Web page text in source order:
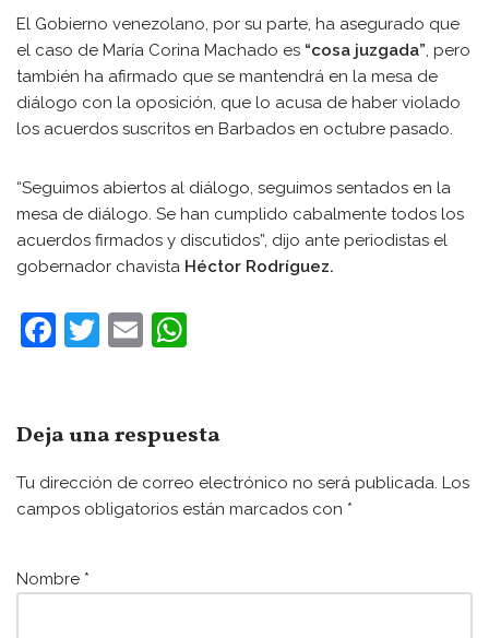
El Gobierno venezolano, por su parte, ha asegurado que
el caso de María Corina Machado es “cosa juzgada”, pero
también ha afirmado que se mantendrá en la mesa de
diálogo con la oposición, que lo acusa de haber violado
los acuerdos suscritos en Barbados en octubre pasado.
“Seguimos abiertos al diálogo, seguimos sentados en la
mesa de diálogo. Se han cumplido cabalmente todos los
acuerdos firmados y discutidos”, dijo ante periodistas el
gobernador chavista Héctor Rodríguez.
F
e
b
o
k
T
er
E
l
s
A
p
Deja una respuesta
Tu dirección de correo electrónico no será publicada. Los
campos obligatorios están marcados con *
Nombre *